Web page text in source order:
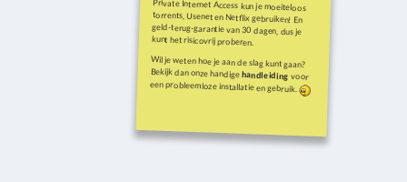
kunt het risicovrij proberen.
Wil je weten hoe je aan de slag kunt gaan?
Bekijk dan onze handigehandleiding voor
een probleemloze installatie en gebruik.